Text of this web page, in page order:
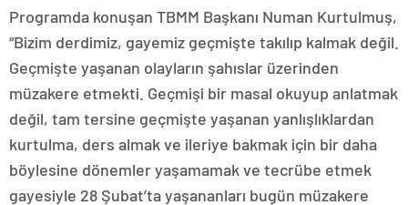
Programda konuşan TBMM Başkanı Numan Kurtulmuş,
“Bizim derdimiz, gayemiz geçmişte takılıp kalmak değil.
Geçmişte yaşanan olayların şahıslar üzerinden
müzakere etmekti. Geçmişi bir masal okuyup anlatmak
değil, tam tersine geçmişte yaşanan yanlışlıklardan
kurtulma, ders almak ve ileriye bakmak için bir daha
böylesine dönemler yaşamamak ve tecrübe etmek
gayesiyle 28 Şubat’ta yaşananları bugün müzakere